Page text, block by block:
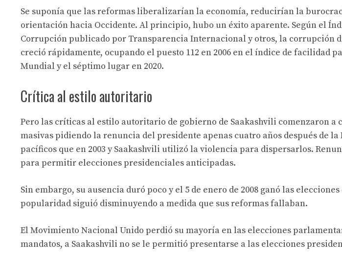
Se suponía que las reformas liberalizarían la economía, reducirían la
orientación hacia Occidente. Al principio, hubo un éxito aparente. Según el
Corrupción publicado por Transparencia Internacional y otros, la corrupción
creció rápidamente, ocupando el puesto 112 en 2006 en el índice de facilidad
Mundial y el séptimo lugar en 2020.
Crítica al estilo autoritario
Pero las críticas al estilo autoritario de gobierno de Saakashvili comenzaron a
masivas pidiendo la renuncia del presidente apenas cuatro años después de la
pacíficos que en 2003 y Saakashvili utilizó la violencia para dispersarlos.
para permitir elecciones presidenciales anticipadas.
Sin embargo, su ausencia duró poco y el 5 de enero de 2008 ganó las elecciones
popularidad siguió disminuyendo a medida que sus reformas fallaban.
El Movimiento Nacional Unido perdió su mayoría en las elecciones
mandatos, a Saakashvili no se le permitió presentarse a las elecciones